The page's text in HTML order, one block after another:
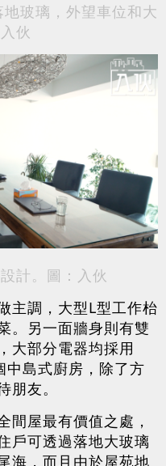
玻璃，外望車位和大
伙
計。圖：入伙
主調，大型L型工作枱
。另一面牆身則有雙
大部分電器均採用
島式廚房，除了方
朋友。
間屋最有價值之處，
戶可透過落地大玻璃
海，而且由於屋苑地